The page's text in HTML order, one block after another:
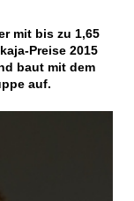
mit bis zu 1,65
Preise 2015
baut mit dem
auf.